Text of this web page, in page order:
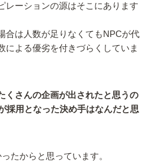
レーションの源はそこにあります
合は人数が足りなくてもNPCが代
による優劣を付きづらくしていま
くさんの企画が出されたと思うの
採用となった決め手はなんだと思
たからと思っています。